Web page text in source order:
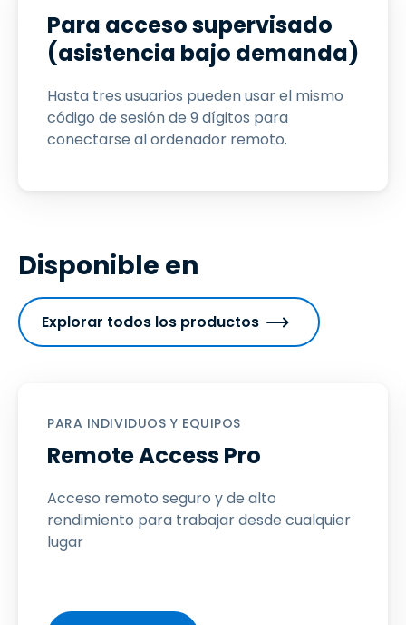
Para acceso supervisado
(asistencia bajo demanda)
Hasta tres usuarios pueden usar el mismo
código de sesión de 9 dígitos para
conectarse al ordenador remoto.
Disponible en
Explorar todos los productos
PARA INDIVIDUOS Y EQUIPOS
Remote Access Pro
Acceso remoto seguro y de alto
rendimiento para trabajar desde cualquier
lugar